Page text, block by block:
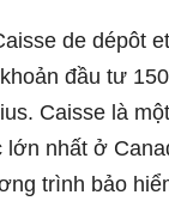
de dépôt
khoản đầu tư
Caisse là
nhất ở
trình bảo